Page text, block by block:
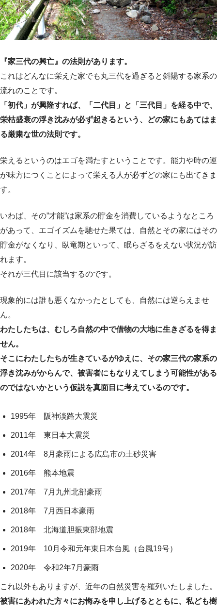
『家三代の興亡』の法則があります。
これはどんなに栄えた家でも丸三代を過ぎると斜陽する家系の
流れのことです。
「初代」が興隆すれば、「二代目」と「三代目」を経る中で、
栄枯盛衰の浮き沈みが必ず起きるという、どの家にもあてはま
る厳粛な世の法則です。
栄えるというのはエゴを満たすということです。能力や時の運
が味方につくことによって栄える人が必ずどの家にも出てきま
す。
いわば、その”才能”は家系の貯金を消費しているようなところ
があって、エゴイズムを馳せた果ては、自然とその家にはその
貯金がなくなり、臥竜期といって、眠らざるをえない状況が訪
れます。
それが三代目に該当するのです。
現象的には誰も悪くなかったとしても、自然には逆らえませ
ん。
わたしたちは、むしろ自然の中で借物の大地に生きざるを得ま
せん。
そこにわたしたちが生きているがゆえに、その家三代の家系の
浮き沈みがからんで、被害者にもなりえてしまう可能性がある
のではないかという仮説を真面目に考えているのです。
1995年 阪神淡路大震災
2011年 東日本大震災
2014年 8月豪雨による広島市の土砂災害
2016年 熊本地震
2017年 7月九州北部豪雨
2018年 7月西日本豪雨
2018年 北海道胆振東部地震
2019年 10月令和元年東日本台風（台風19号）
2020年 令和2年7月豪雨
これ以外もありますが、近年の自然災害を羅列いたしました。
被害にあわれた方々にお悔みを申し上げるとともに、私ども樹